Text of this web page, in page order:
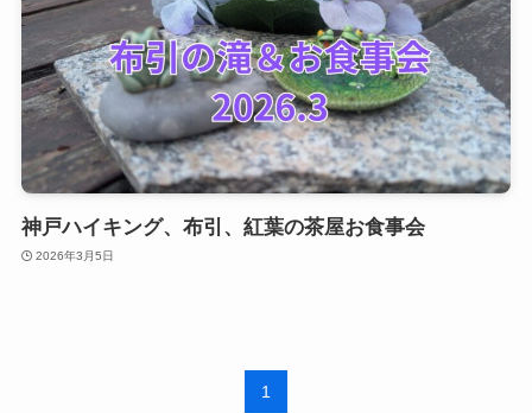
神戸ハイキング、布引、紅葉の茶屋お食事会
2026年3月5日
1